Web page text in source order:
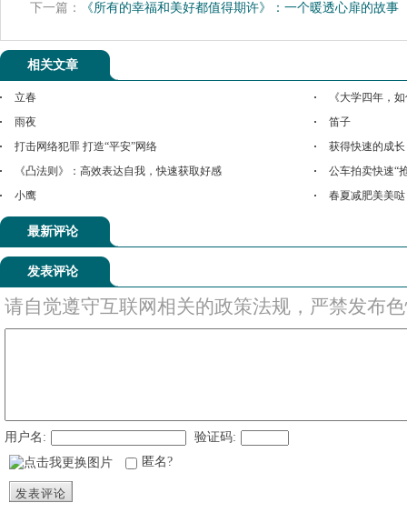
下一篇：
《所有的幸福和美好都值得期许》：一个暖透心扉的故事
相关文章
立春
《大学四年，
雨夜
笛子
打击网络犯罪 打造“平安”网络
获得快速的成长
《凸法则》：高效表达自我，快速获取好感
公车拍卖快速“
小鹰
春夏减肥美美
最新评论
发表评论
请自觉遵守互联网相关的政策法规，严禁发布
用户名:
验证码:
匿名?
发表评论